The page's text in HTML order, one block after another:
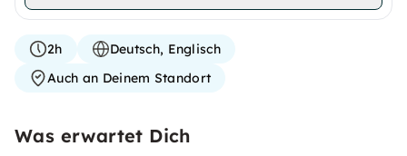
2h
Deutsch, Englisch
Auch an Deinem Standort
Was erwartet Dich